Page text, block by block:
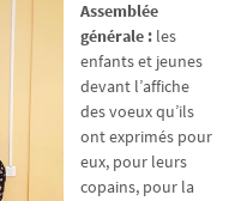
Assemblée
générale :les
enfants et jeunes
devant l’affiche
des voeux qu’ils
ont exprimés pour
eux, pour leurs
copains, pour la